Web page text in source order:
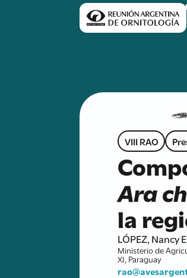
VIII RAO
Ara
la
LÓPEZ, Nancy
Ministerio de
XI, Paraguay